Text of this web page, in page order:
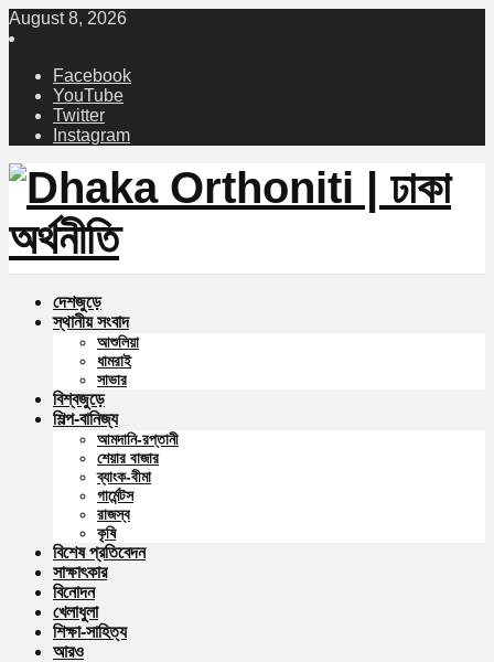
August 8, 2026
Facebook
YouTube
Twitter
Instagram
দেশজুড়ে
স্থানীয় সংবাদ
আশুলিয়া
ধামরাই
সাভার
বিশ্বজুড়ে
শিল্প-বানিজ্য
আমদানি-রপ্তানী
শেয়ার বাজার
ব্যাংক-বীমা
গার্মেন্টস
রাজস্ব
কৃষি
বিশেষ প্রতিবেদন
সাক্ষাৎকার
বিনোদন
খেলাধুলা
শিক্ষা-সাহিত্য
আরও